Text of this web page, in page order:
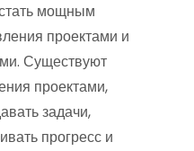
мощным
проектами и
Существуют
проектами,
задачи,
прогресс и